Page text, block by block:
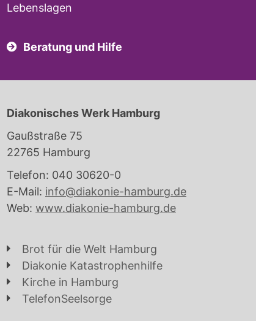
Lebenslagen
Beratung und Hilfe
Diakonisches Werk Hamburg
Gaußstraße 75
22765 Hamburg
Telefon: 040 30620-0
E-Mail: info@diakonie-hamburg.de
Web: www.diakonie-hamburg.de
Brot für die Welt Hamburg
Diakonie Katastrophenhilfe
Kirche in Hamburg
TelefonSeelsorge